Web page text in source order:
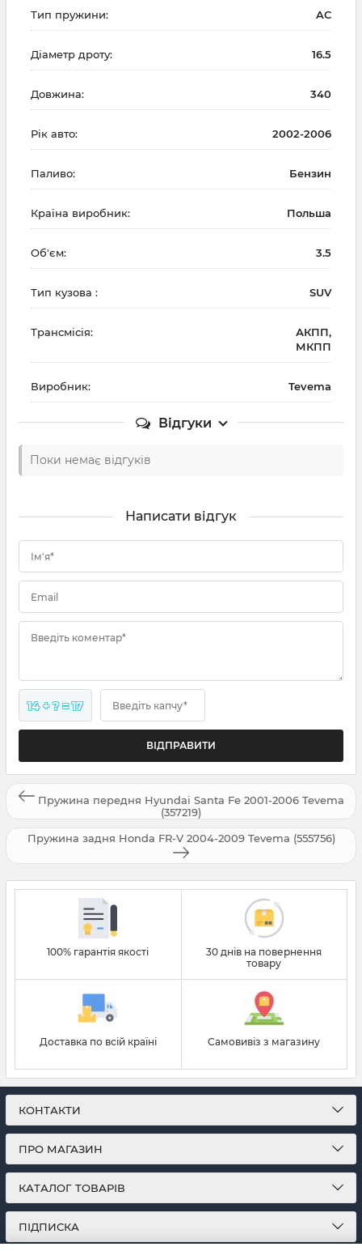
Тип пружини: AC
Діаметр дроту: 16.5
Довжина: 340
Рік авто: 2002-2006
Паливо: Бензин
Країна виробник: Польша
Об'єм: 3.5
Тип кузова : SUV
Трансмісія:
АКПП,
МКПП
Виробник: Tevema
Відгуки
Поки немає відгуків
Написати відгук
Ім'я*
Email
Введіть коментар*
14 + ? = 17 Введіть капчу*
Пружина передня Hyundai Santa Fe 2001-2006 Tevema
(357219)
Пружина задня Honda FR-V 2004-2009 Tevema (555756)
100% гарантія якості
30 днів на повернення
товару
Доставка по всій країні Самовивіз з магазину
КОНТАКТИ
ПРО МАГАЗИН
КАТАЛОГ ТОВАРІВ
ПІДПИСКА